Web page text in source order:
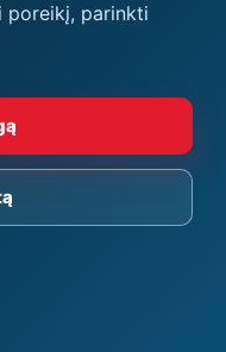
poreikį, parinkti